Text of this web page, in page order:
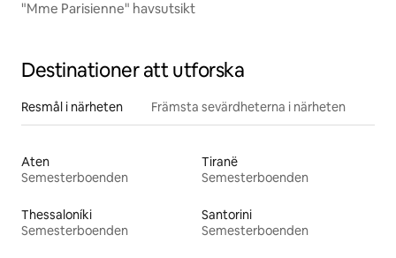
"Mme Parisienne" havsutsikt
Destinationer att utforska
Resmål i närheten Främsta sevärdheterna i närheten
Aten
Semesterboenden
Tiranë
Semesterboenden
Thessaloníki
Semesterboenden
Santorini
Semesterboenden